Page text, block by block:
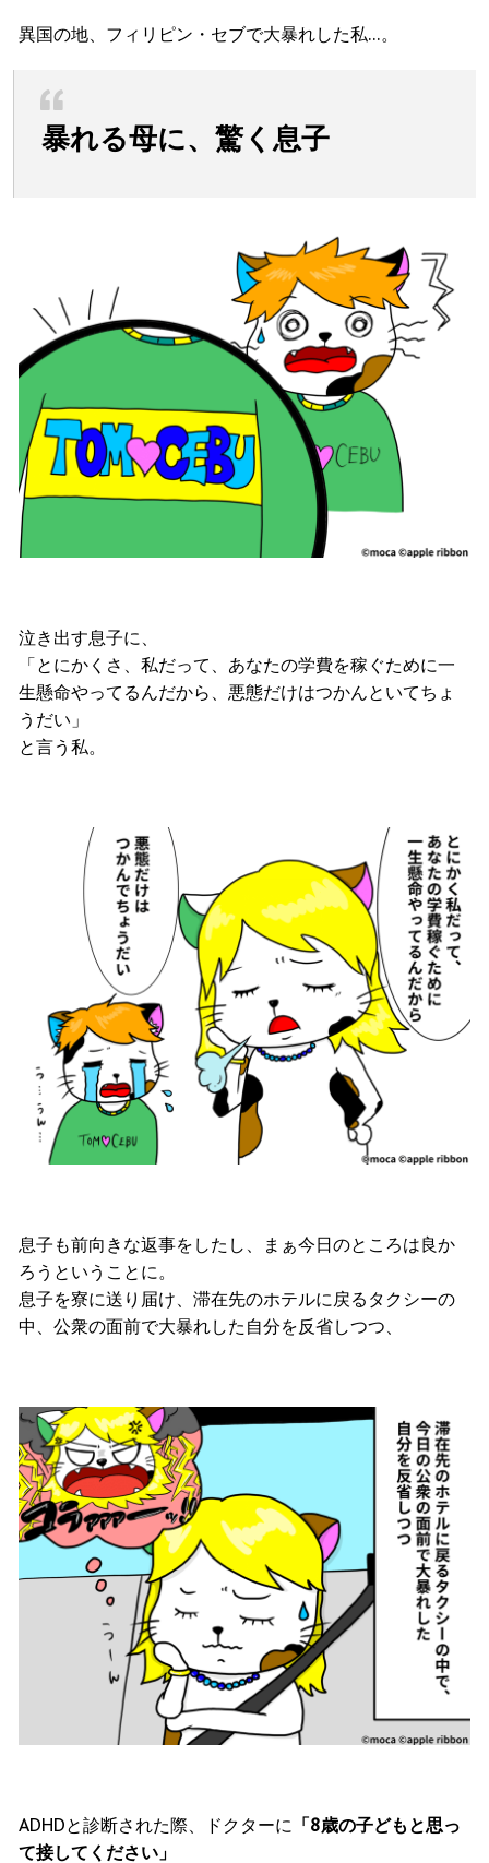
異国の地、フィリピン・セブで大暴れした私…。
暴れる母に、驚く息子
泣き出す息子に、
「とにかくさ、私だって、あなたの学費を稼ぐために一
生懸命やってるんだから、悪態だけはつかんといてちょ
うだい」
と言う私。
息子も前向きな返事をしたし、まぁ今日のところは良か
ろうということに。
息子を寮に送り届け、滞在先のホテルに戻るタクシーの
中、公衆の面前で大暴れした自分を反省しつつ、
ADHDと診断された際、ドクターに 「8歳の子どもと思っ
て接してください」